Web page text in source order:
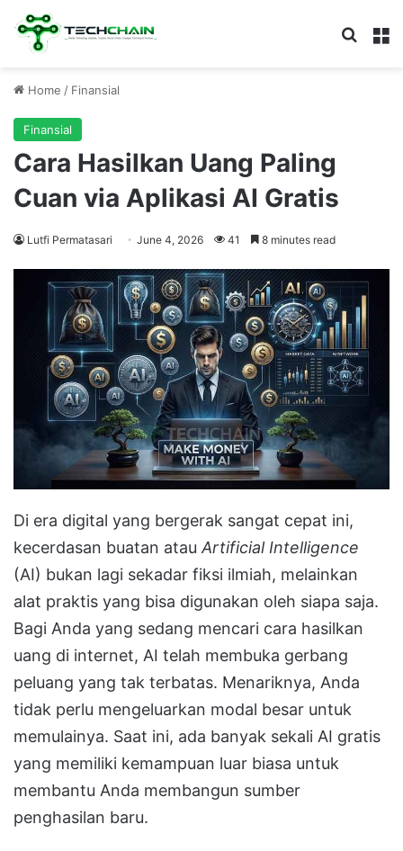
Home / Finansial
Finansial
Cara Hasilkan Uang Paling
Cuan via Aplikasi AI Gratis
Lutfi Permatasari June 4, 2026 41 8 minutes read
Di era digital yang bergerak sangat cepat ini,
kecerdasan buatan atau Artificial Intelligence
(AI) bukan lagi sekadar fiksi ilmiah, melainkan
alat praktis yang bisa digunakan oleh siapa saja.
Bagi Anda yang sedang mencari cara hasilkan
uang di internet, AI telah membuka gerbang
peluang yang tak terbatas. Menariknya, Anda
tidak perlu mengeluarkan modal besar untuk
memulainya. Saat ini, ada banyak sekali AI gratis
yang memiliki kemampuan luar biasa untuk
membantu Anda membangun sumber
penghasilan baru.